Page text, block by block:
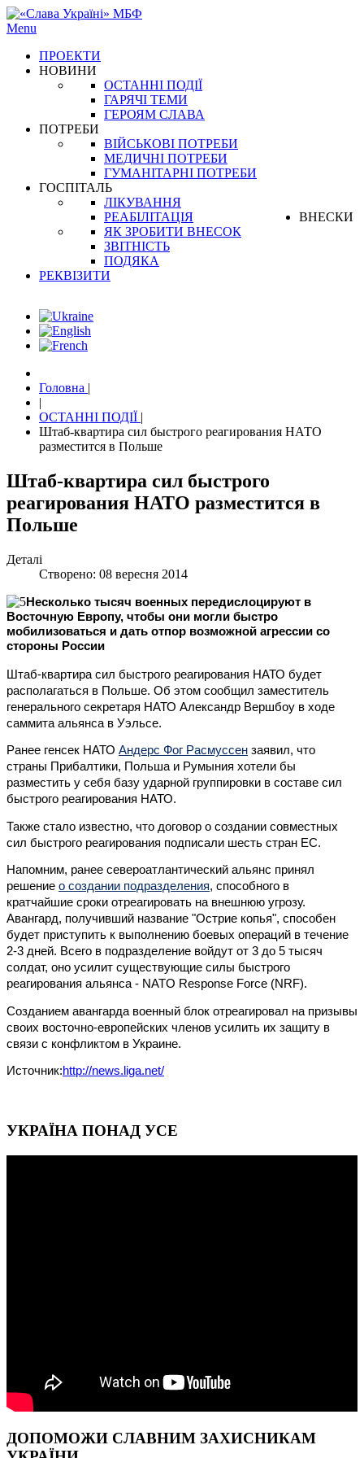
Menu
ПРОЕКТИ
НОВИНИ
ОСТАННІ ПОДІЇ
ГАРЯЧІ ТЕМИ
ГЕРОЯМ СЛАВА
ПОТРЕБИ
ВІЙСЬКОВІ ПОТРЕБИ
МЕДИЧНІ ПОТРЕБИ
ГУМАНІТАРНІ ПОТРЕБИ
ГОСПІТАЛЬ
ЛІКУВАННЯ
РЕАБІЛІТАЦІЯ
ВНЕСКИ
ЯК ЗРОБИТИ ВНЕСОК
ЗВІТНІСТЬ
ПОДЯКА
РЕКВІЗИТИ
Головна |
|
ОСТАННІ ПОДІЇ |
Штаб-квартира сил быстрого реагирования НАТО
разместится в Польше
Штаб-квартира сил быстрого
реагирования НАТО разместится в
Польше
Деталі
Створено: 08 вересня 2014
Несколько тысяч военных передислоцируют в
Восточную Европу, чтобы они могли быстро
мобилизоваться и дать отпор возможной агрессии со
стороны России
Штаб-квартира сил быстрого реагирования НАТО будет
располагаться в Польше. Об этом сообщил заместитель
генерального секретаря НАТО Александр Вершбоу в ходе
саммита альянса в Уэльсе.
Ранее генсек НАТО Андерс Фог Расмуссен заявил, что
страны Прибалтики, Польша и Румыния хотели бы
разместить у себя базу ударной группировки в составе сил
быстрого реагирования НАТО.
Также стало известно, что договор о создании совместных
сил быстрого реагирования подписали шесть стран ЕС.
Напомним, ранее североатлантический альянс принял
решение о создании подразделения, способного в
кратчайшие сроки отреагировать на внешнюю угрозу.
Авангард, получивший название "Острие копья", способен
будет приступить к выполнению боевых операций в течение
2-3 дней. Всего в подразделение войдут от 3 до 5 тысяч
солдат, оно усилит существующие силы быстрого
реагирования альянса - NATO Response Force (NRF).
Созданием авангарда военный блок отреагировал на призывы
своих восточно-европейских членов усилить их защиту в
связи с конфликтом в Украине.
Источник:http://news.liga.net/
УКРАЇНА ПОНАД УСЕ
ДОПОМОЖИ СЛАВНИМ ЗАХИСНИКАМ